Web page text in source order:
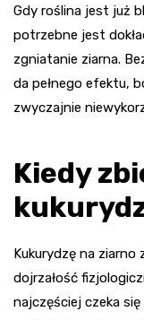
Gdy roślina jest już
potrzebne jest
zgniatanie ziarna.
da pełnego efektu,
zwyczajnie
Kiedy
Kukurydzę na ziarno
dojrzałość
najczęściej czeka